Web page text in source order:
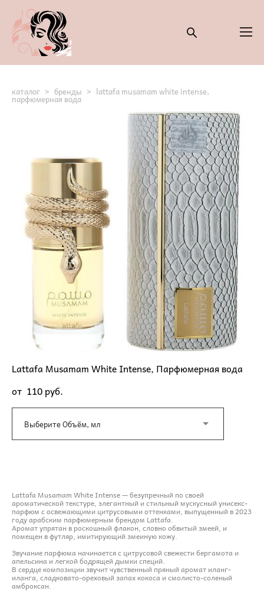
каталог > бренды > lattafa musamam white intense,
парфюмерная вода
Lattafa Musamam White Intense, Парфюмерная вода
от 110 pуб.
Выберите Объём, мл
Lattafa Musamam White Intense — безупречный по своей
ароматической текстуре, элегантный и стильный мускусный унисекс-
парфюм с освежающими цитрусовыми оттенками, выпущенный в 2023
году арабским парфюмерным брендом Lattafa.
Аромат упрятан в роскошный флакон, словно обвитый змеей, и
помещен в футляр, имитирующий змеиную кожу.
Звучание парфюма начинается с цитрусовой свежести бергамота и
апельсина и легкой бодрящей дымки специй.
В сердце композиции звучит чувственный пряный аромат иланг-
иланга, сладковато-ореховый запах кокоса и смолисто-соленый
амброксан.